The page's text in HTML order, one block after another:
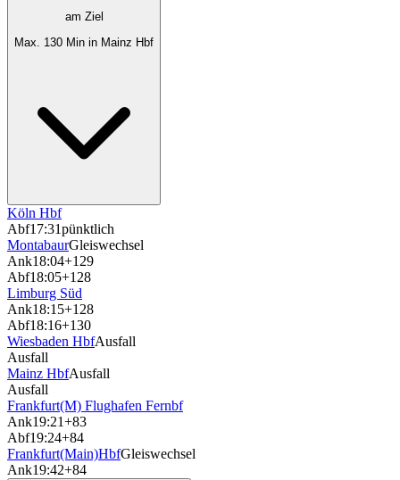
am Ziel
Max. 130 Min in Mainz Hbf
Köln Hbf
Abf17:31pünktlich
MontabaurGleiswechsel
Ank18:04+129
Abf18:05+128
Limburg Süd
Ank18:15+128
Abf18:16+130
Wiesbaden HbfAusfall
Ausfall
Mainz HbfAusfall
Ausfall
Frankfurt(M) Flughafen Fernbf
Ank19:21+83
Abf19:24+84
Frankfurt(Main)HbfGleiswechsel
Ank19:42+84